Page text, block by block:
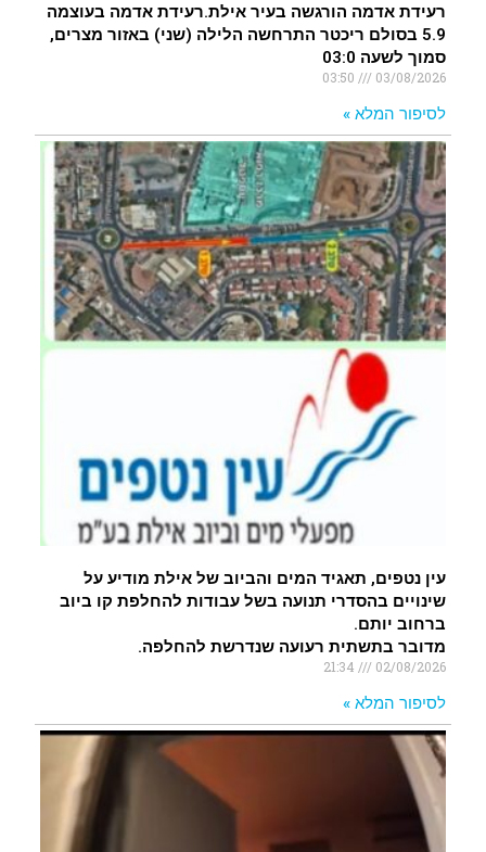
רעידת אדמה הורגשה בעיר אילת.רעידת אדמה בעוצמה
5.9 בסולם ריכטר התרחשה הלילה (שני) באזור מצרים,
סמוך לשעה 03:0
03/08/2026
לסיפור המלא »
עין נטפים, תאגיד המים והביוב של אילת מודיע על
שינויים בהסדרי תנועה בשל עבודות להחלפת קו ביוב
ברחוב יותם.
מדובר בתשתית רעועה שנדרשת להחלפה.
02/08/2026
לסיפור המלא »